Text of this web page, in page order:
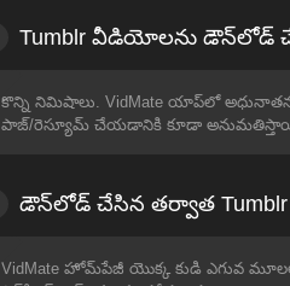
Tumblr వీడియోలను డౌన్‌లోడ్
కొన్ని నిమిషాలు. VidMate యాప్‌లో
పాజ్/రెస్యూమ్ చేయడానికి కూడా
డౌన్‌లోడ్ చేసిన తర్వాత
VidMate హోమ్‌పేజీ యొక్క కుడి ఎగువ